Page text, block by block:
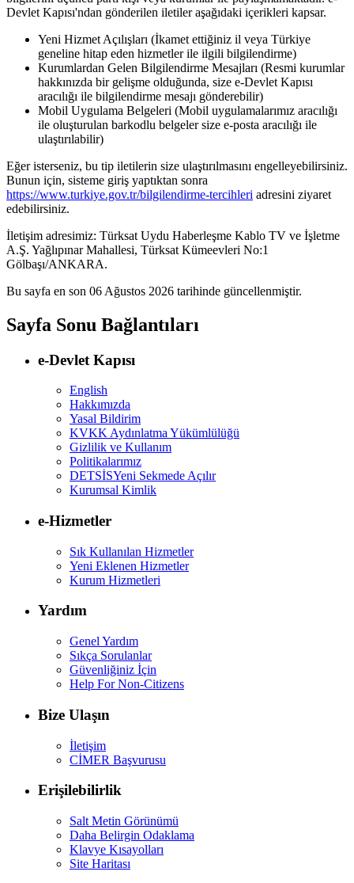
Devlet Kapısı'ndan gönderilen iletiler aşağıdaki içerikleri kapsar.
Yeni Hizmet Açılışları (İkamet ettiğiniz il veya Türkiye
geneline hitap eden hizmetler ile ilgili bilgilendirme)
Kurumlardan Gelen Bilgilendirme Mesajları (Resmi kurumlar
hakkınızda bir gelişme olduğunda, size e-Devlet Kapısı
aracılığı ile bilgilendirme mesajı gönderebilir)
Mobil Uygulama Belgeleri (Mobil uygulamalarımız aracılığı
ile oluşturulan barkodlu belgeler size e-posta aracılığı ile
ulaştırılabilir)
Eğer isterseniz, bu tip iletilerin size ulaştırılmasını engelleyebilirsiniz.
Bunun için, sisteme giriş yaptıktan sonra
https://www.turkiye.gov.tr/bilgilendirme-tercihleri adresini ziyaret
edebilirsiniz.
İletişim adresimiz: Türksat Uydu Haberleşme Kablo TV ve İşletme
A.Ş. Yağlıpınar Mahallesi, Türksat Kümeevleri No:1
Gölbaşı/ANKARA.
Bu sayfa en son 06 Ağustos 2026 tarihinde güncellenmiştir.
Sayfa Sonu Bağlantıları
e-Devlet Kapısı
English
Hakkımızda
Yasal Bildirim
KVKK Aydınlatma Yükümlülüğü
Gizlilik ve Kullanım
Politikalarımız
DETSİSYeni Sekmede Açılır
Kurumsal Kimlik
e-Hizmetler
Sık Kullanılan Hizmetler
Yeni Eklenen Hizmetler
Kurum Hizmetleri
Yardım
Genel Yardım
Sıkça Sorulanlar
Güvenliğiniz İçin
Help For Non-Citizens
Bize Ulaşın
İletişim
CİMER Başvurusu
Erişilebilirlik
Salt Metin Görünümü
Daha Belirgin Odaklama
Klavye Kısayolları
Site Haritası